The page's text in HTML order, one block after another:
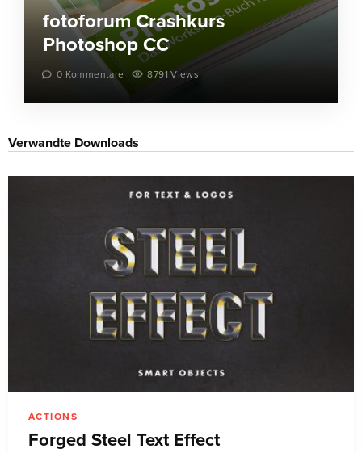
fotoforum Crashkurs
Photoshop CC
0 Kommentare 8791 Views
Verwandte Downloads
ACTIONS
Forged Steel Text Effect